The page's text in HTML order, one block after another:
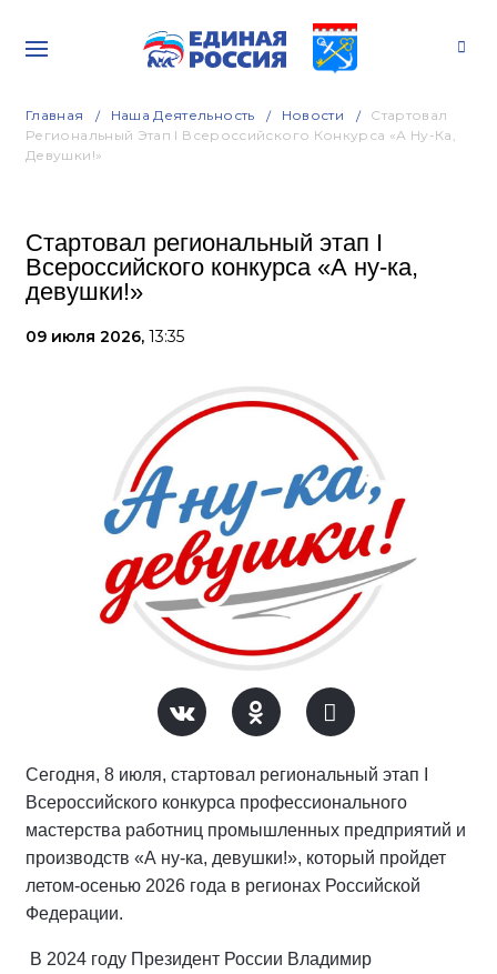
Главная Наша Деятельность Новости
Стартовал
Региональный Этап I Всероссийского Конкурса «А Ну-Ка,
Девушки!»
Стартовал региональный этап I
Всероссийского конкурса «А ну-ка,
девушки!»
09 июля 2026, 13:35
Сегодня, 8 июля, стартовал региональный этап I
Всероссийского конкурса профессионального
мастерства работниц промышленных предприятий и
производств «А ну-ка, девушки!», который пройдет
летом-осенью 2026 года в регионах Российской
Федерации.
В 2024 году Президент России Владимир